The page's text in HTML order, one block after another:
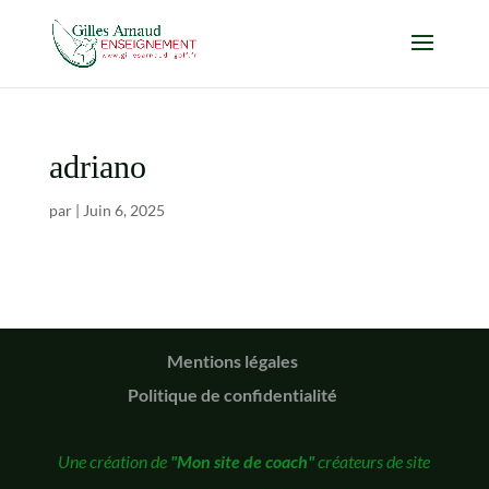
adriano
par | Juin 6, 2025
Mentions légales
Politique de confidentialité
Une création de "Mon site de coach"créateurs de site